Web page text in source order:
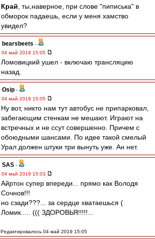
Край , ты,наверное, при слове "пиписька" в
обморок падаешь, если у меня хамство
увидел?
bearsbeets -
04 май 2019 15:05
Ломовицкий ушел - включаю трансляцию
назад.
Osip -
04 май 2019 15:05
Ну вот, никто нам тут автобус не припарковал,
забегающим стенкам не мешают. Играют на
встречных и не ссут совершенно. Причем с
обоюдными шансами. По идее такой смелый
Урал должен штуки три вынуть уже. Ан нет.
SAS -
04 май 2019 15:03
Айртон супер впереди... прямо как Володя
Сочнов!!!
но сзади???... за сердце хватаешься (
Ломик..... ((( ЗДОРОВЬЯ!!!!!...
Редактировалось 04 май 2019 15:05